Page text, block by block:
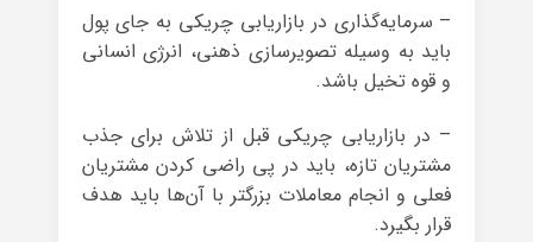
– سرمایه‌گذاری در بازاریابی چریکی به جای پول
باید به وسیله تصویرسازی ذهنی، انرژی انسانی
و قوه تخیل باشد.
– در بازاریابی چریکی قبل از تلاش برای جذب
مشتریان تازه، باید در پی راضی کردن مشتریان
فعلی و انجام معاملات بزرگتر با آن‌ها باید هدف
قرار بگیرد.